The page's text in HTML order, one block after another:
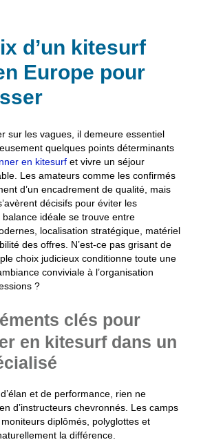
d’un kitesurf
Europe pour
sur les vagues, il demeure essentiel
quelques points déterminants
en kitesurfet vivre un séjour
Les amateurs comme les confirmés
d’un encadrement de qualité, mais
décisifs pour éviter les
idéale se trouve entre
localisation stratégique, matériel
des offres. N’est-ce pas grisant de
choix judicieux conditionne toute une
conviviale à l’organisation
?
clés pour
en kitesurf dans un
et de performance, rien ne
d’instructeurs chevronnés. Les camps
diplômés, polyglottes et
la différence.